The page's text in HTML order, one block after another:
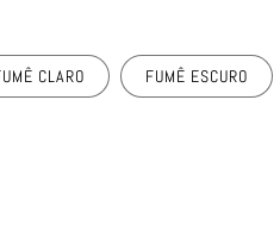
CLARO FUMÊ ESCURO